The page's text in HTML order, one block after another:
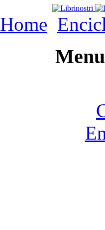
Home